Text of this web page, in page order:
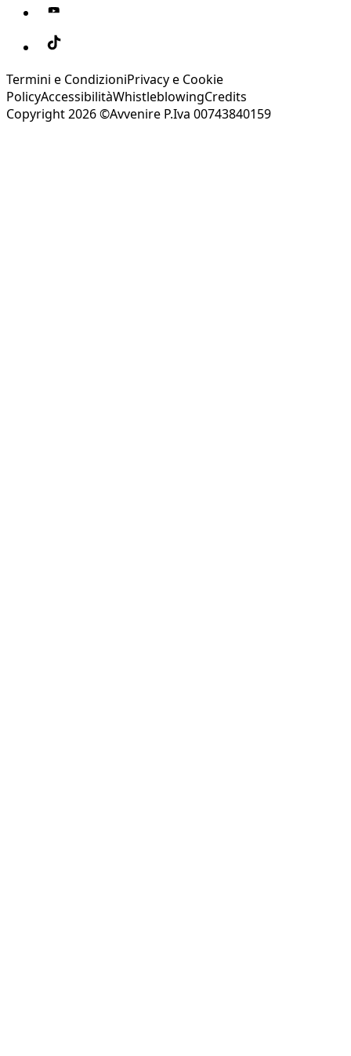
Termini e CondizioniPrivacy e Cookie
PolicyAccessibilitàWhistleblowingCredits
Copyright 2026 ©Avvenire P.Iva 00743840159